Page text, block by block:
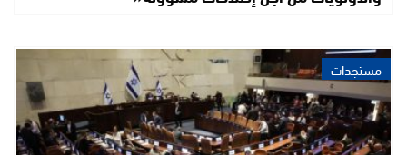
مستجدات